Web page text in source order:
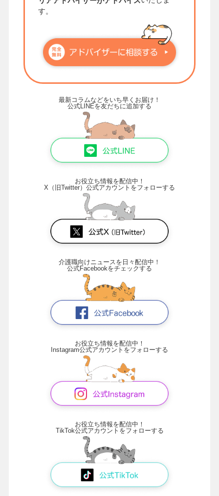
す。
最新コラムなどをいち早くお届け！
公式LINEを友だちに追加する
お役立ち情報を配信中！
X（旧Twitter）公式アカウントをフォローする
介護職向けニュースを日々配信中！
公式Facebookをチェックする
お役立ち情報を配信中！
Instagram公式アカウントをフォローする
お役立ち情報を配信中！
TikTok公式アカウントをフォローする